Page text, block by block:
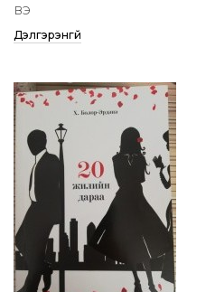
вэ
Дэлгэрэнгүй